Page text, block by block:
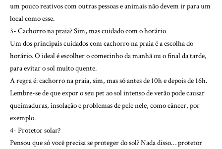
um pouco reativos com outras pessoas e animais não devem ir para um
local como esse.
3- Cachorro na praia? Sim, mas cuidado com o horário
Um dos principais cuidados com cachorro na praia é a escolha do
horário. O ideal é escolher o comecinho da manhã ou o final da tarde,
para evitar o sol muito quente.
A regra é: cachorro na praia, sim, mas só antes de 10h e depois de 16h.
Lembre-se de que expor o seu pet ao sol intenso de verão pode causar
queimaduras, insolação e problemas de pele nele, como câncer, por
exemplo.
4- Protetor solar?
Pensou que só você precisa se proteger do sol? Nada disso… protetor